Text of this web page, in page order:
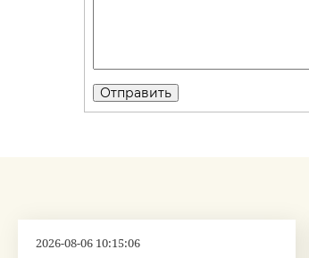
2026-08-06 10:15:06